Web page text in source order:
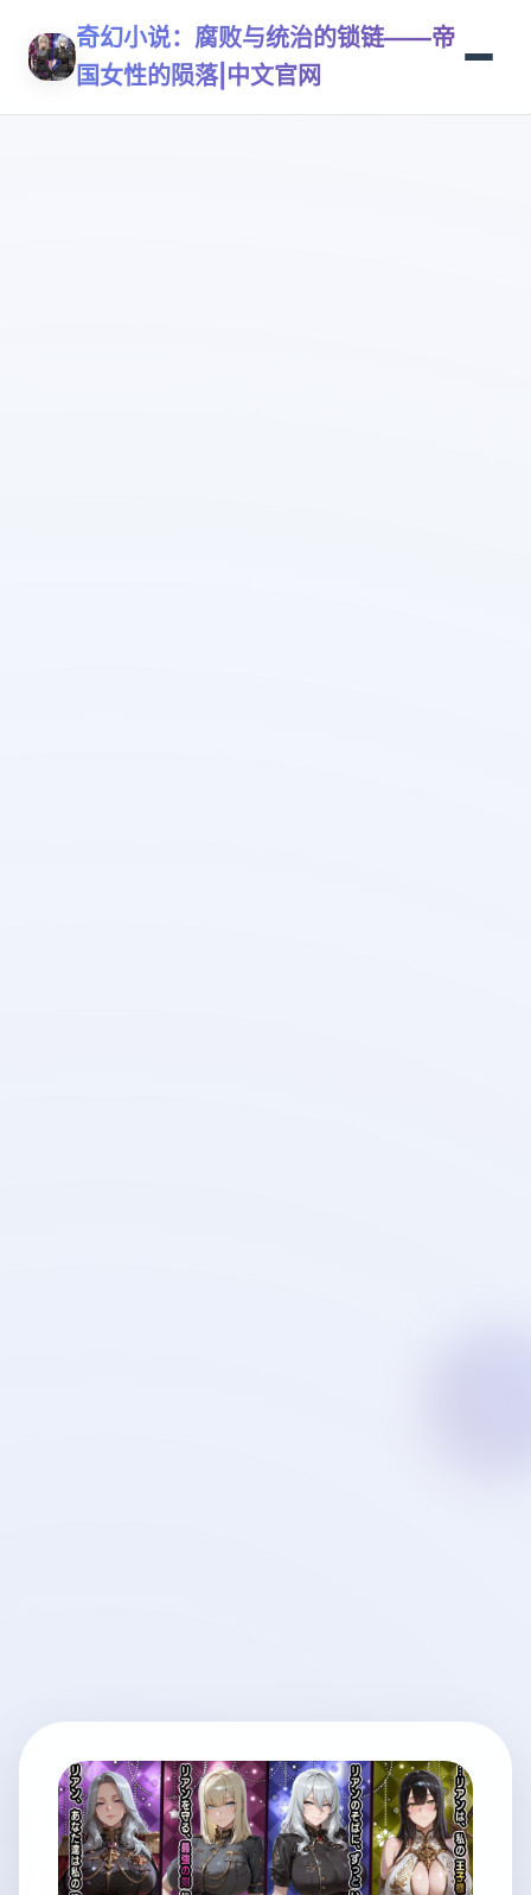
奇幻小说：腐败与统治的锁链——帝
国女性的陨落|中文官网